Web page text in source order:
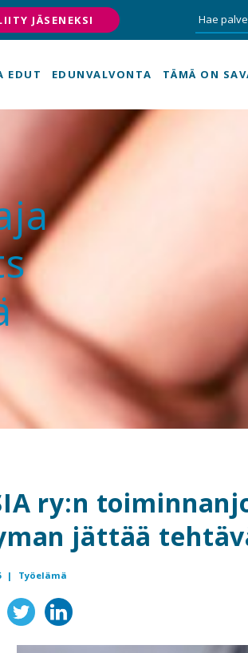
JÄSENEKSI
EDUT EDUNVALVONTA TÄMÄ ON
ry:n
jättää
| Työelämä